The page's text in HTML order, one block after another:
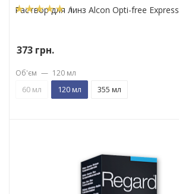
1
Раствор для линз Alcon Opti-free Express
373 грн.
Об'єм — 120 мл
60 мл 120 мл 355 мл